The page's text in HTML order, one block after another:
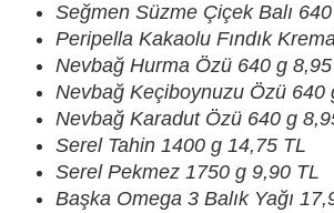
Seğmen Süzme Çiçek Balı
Peripella Kakaolu Fındık
Nevbağ Hurma Özü 640 g
Nevbağ Keçiboynuzu Özü 640
Nevbağ Karadut Özü 640 g
Serel Tahin 1400 g 14,75 TL
Serel Pekmez 1750 g 9,90 TL
Başka Omega 3 Balık Yağı